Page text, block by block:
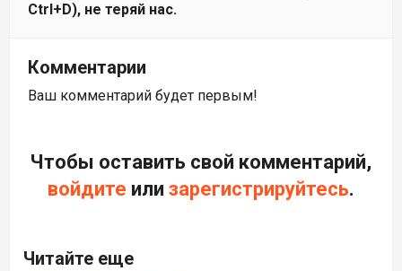
Ctrl+D), не теряй нас.
Комментарии
Ваш комментарий будет первым!
Чтобы оставить свой комментарий,
войдите или зарегистрируйтесь.
Читайте еще